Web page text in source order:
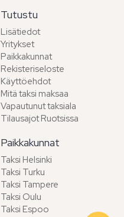
Tutustu
Lisätiedot
Yritykset
Paikkakunnat
Rekisteriseloste
Käyttöehdot
Mitä taksi maksaa
Vapautunut taksiala
Tilausajot Ruotsissa
Paikkakunnat
Taksi Helsinki
Taksi Turku
Taksi Tampere
Taksi Oulu
Taksi Espoo